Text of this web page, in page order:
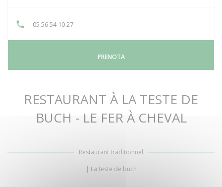
05 56 54 10 27
PRENOTA
RESTAURANT À LA TESTE DE
BUCH - LE FER À CHEVAL
Restaurant traditionnel
| La teste de buch